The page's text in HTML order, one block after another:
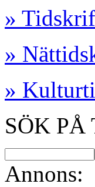
»
»
»
SÖK PÅ
Annons: